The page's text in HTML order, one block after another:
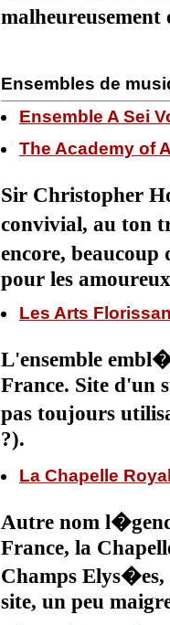
Ensembles de
Ensemble A Sei
The Academy of
Sir Christopher
convivial, au ton
encore,
pour les
Les Arts
L'ensemble
France. Site d'un
pas toujours
?).
La Chapelle
Autre nom
France, la
Champs Elys�es,
site, un peu